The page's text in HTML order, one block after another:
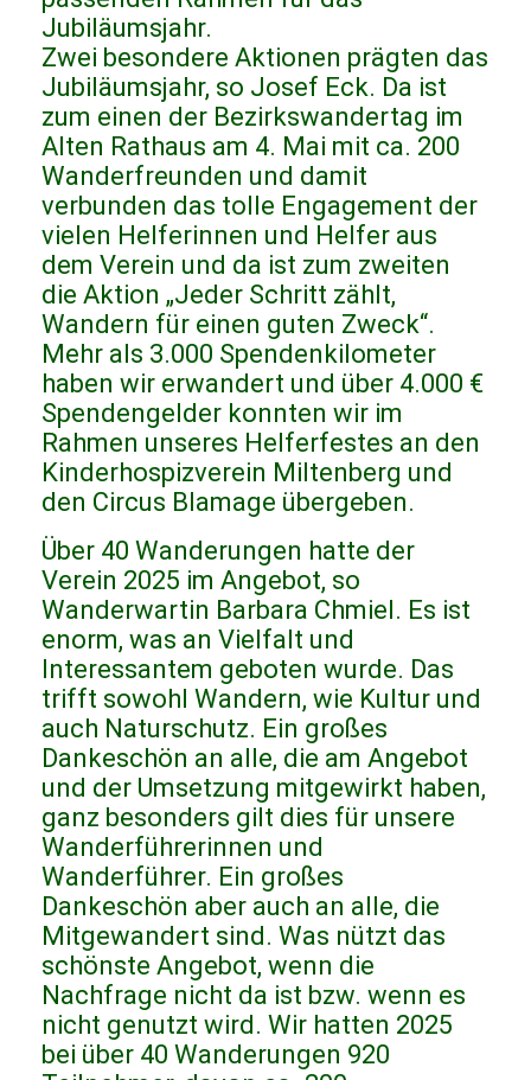
Jubiläumsjahr.
Zwei besondere Aktionen prägten das
Jubiläumsjahr, so Josef Eck. Da ist
zum einen der Bezirkswandertag im
Alten Rathaus am 4. Mai mit ca. 200
Wanderfreunden und damit
verbunden das tolle Engagement der
vielen Helferinnen und Helfer aus
dem Verein und da ist zum zweiten
die Aktion „Jeder Schritt zählt,
Wandern für einen guten Zweck“.
Mehr als 3.000 Spendenkilometer
haben wir erwandert und über 4.000 €
Spendengelder konnten wir im
Rahmen unseres Helferfestes an den
Kinderhospizverein Miltenberg und
den Circus Blamage übergeben.
Über 40 Wanderungen hatte der
Verein 2025 im Angebot, so
Wanderwartin Barbara Chmiel. Es ist
enorm, was an Vielfalt und
Interessantem geboten wurde. Das
trifft sowohl Wandern, wie Kultur und
auch Naturschutz. Ein großes
Dankeschön an alle, die am Angebot
und der Umsetzung mitgewirkt haben,
ganz besonders gilt dies für unsere
Wanderführerinnen und
Wanderführer. Ein großes
Dankeschön aber auch an alle, die
Mitgewandert sind. Was nützt das
schönste Angebot, wenn die
Nachfrage nicht da ist bzw. wenn es
nicht genutzt wird. Wir hatten 2025
bei über 40 Wanderungen 920